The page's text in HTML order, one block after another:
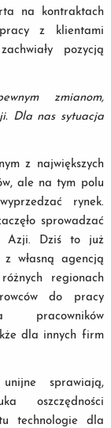
na kontraktach
z klientami
pozycją
zmianom,
Dla nas sytuacja
z największych
ale na tym polu
rynek.
sprowadzać
Azji. Dziś to już
własną agencją
regionach
do pracy
dla innych firm
sprawiają,
oszczędności
technologie dla